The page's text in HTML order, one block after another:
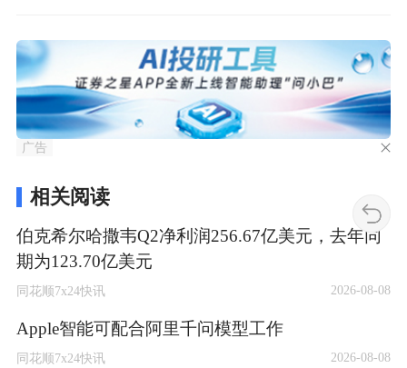
广告
相关阅读
伯克希尔哈撒韦Q2净利润256.67亿美元，去年同
期为123.70亿美元
同花顺7x24快讯 2026-08-08
Apple智能可配合阿里千问模型工作
同花顺7x24快讯 2026-08-08